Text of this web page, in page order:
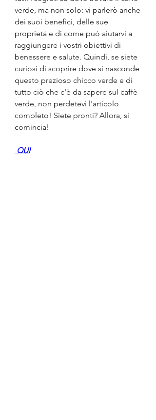
verde, ma non solo: vi parlerò anche
dei suoi benefici, delle sue
proprietà e di come può aiutarvi a
raggiungere i vostri obiettivi di
benessere e salute. Quindi, se siete
curiosi di scoprire dove si nasconde
questo prezioso chicco verde e di
tutto ciò che c'è da sapere sul caffè
verde, non perdetevi l'articolo
completo! Siete pronti? Allora, si
comincia!
QUI